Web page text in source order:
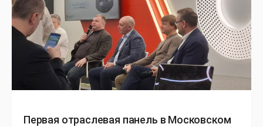
Первая отраслевая панель в Московском